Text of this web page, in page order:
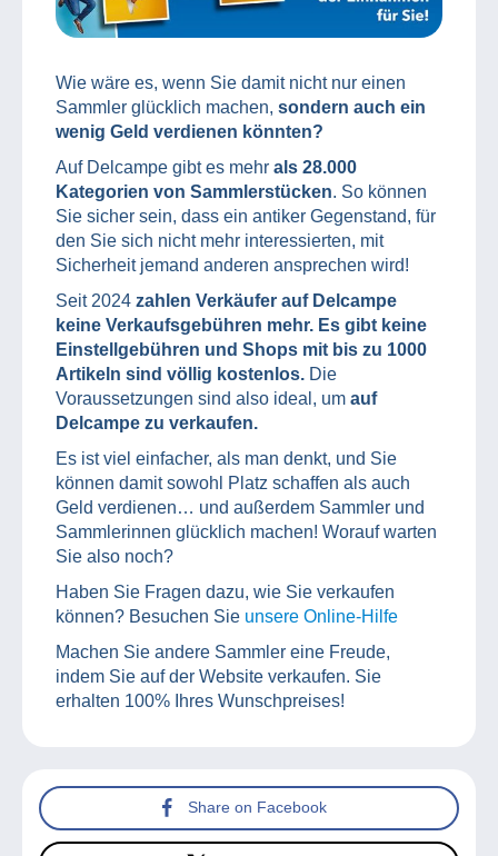
Wie wäre es, wenn Sie damit nicht nur einen
Sammler glücklich machen, sondern auch ein
wenig Geld verdienen könnten?
Auf Delcampe gibt es mehr als 28.000
Kategorien von Sammlerstücken. So können
Sie sicher sein, dass ein antiker Gegenstand, für
den Sie sich nicht mehr interessierten, mit
Sicherheit jemand anderen ansprechen wird!
Seit 2024 zahlen Verkäufer auf Delcampe
keine Verkaufsgebühren mehr. Es gibt keine
Einstellgebühren und Shops mit bis zu 1000
Artikeln sind völlig kostenlos. Die
Voraussetzungen sind also ideal, um auf
Delcampe zu verkaufen.
Es ist viel einfacher, als man denkt, und Sie
können damit sowohl Platz schaffen als auch
Geld verdienen… und außerdem Sammler und
Sammlerinnen glücklich machen! Worauf warten
Sie also noch?
Haben Sie Fragen dazu, wie Sie verkaufen
können? Besuchen Sie unsere Online-Hilfe
Machen Sie andere Sammler eine Freude,
indem Sie auf der Website verkaufen. Sie
erhalten 100% Ihres Wunschpreises!
Share on Facebook